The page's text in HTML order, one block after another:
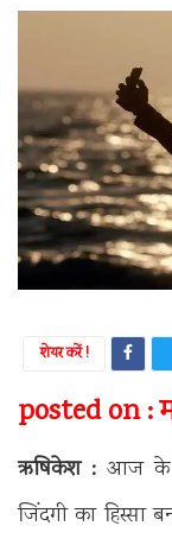
शेयर करें !
posted on :
ऋषिकेश : आज के
जिंदगी का हिस्सा